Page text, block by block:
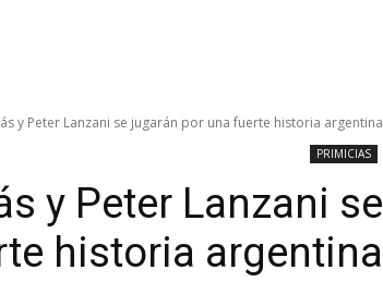
y Peter Lanzani se jugarán por una fuerte historia argentina
PRIMICIAS
y Peter Lanzani se
historia argentina